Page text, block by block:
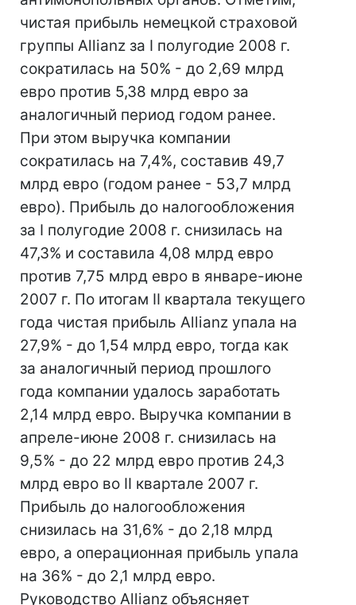
чистая прибыль немецкой страховой
группы Allianz за I полугодие 2008 г.
сократилась на 50% - до 2,69 млрд
евро против 5,38 млрд евро за
аналогичный период годом ранее.
При этом выручка компании
сократилась на 7,4%, составив 49,7
млрд евро (годом ранее - 53,7 млрд
евро). Прибыль до налогообложения
за I полугодие 2008 г. снизилась на
47,3% и составила 4,08 млрд евро
против 7,75 млрд евро в январе-июне
2007 г. По итогам II квартала текущего
года чистая прибыль Allianz упала на
27,9% - до 1,54 млрд евро, тогда как
за аналогичный период прошлого
года компании удалось заработать
2,14 млрд евро. Выручка компании в
апреле-июне 2008 г. снизилась на
9,5% - до 22 млрд евро против 24,3
млрд евро во II квартале 2007 г.
Прибыль до налогообложения
снизилась на 31,6% - до 2,18 млрд
евро, а операционная прибыль упала
на 36% - до 2,1 млрд евро.
Руководство Allianz объясняет